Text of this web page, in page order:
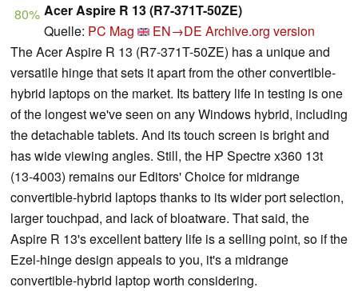
80% Acer Aspire R 13 (R7-371T-50ZE)
Quelle: PC Mag EN→DE Archive.org version
The Acer Aspire R 13 (R7-371T-50ZE) has a unique and
versatile hinge that sets it apart from the other convertible-
hybrid laptops on the market. Its battery life in testing is one
of the longest we've seen on any Windows hybrid, including
the detachable tablets. And its touch screen is bright and
has wide viewing angles. Still, the HP Spectre x360 13t
(13-4003) remains our Editors' Choice for midrange
convertible-hybrid laptops thanks to its wider port selection,
larger touchpad, and lack of bloatware. That said, the
Aspire R 13's excellent battery life is a selling point, so if the
Ezel-hinge design appeals to you, it's a midrange
convertible-hybrid laptop worth considering.